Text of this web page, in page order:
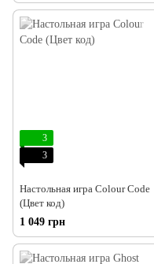
3
3
Настольная игра Colour Code
(Цвет код)
1 049 грн